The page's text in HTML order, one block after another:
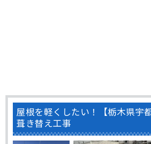
屋根を軽くしたい！【栃木県宇
葺き替え工事